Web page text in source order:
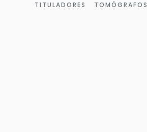
TITULADORES
TOMÓGRAFOS